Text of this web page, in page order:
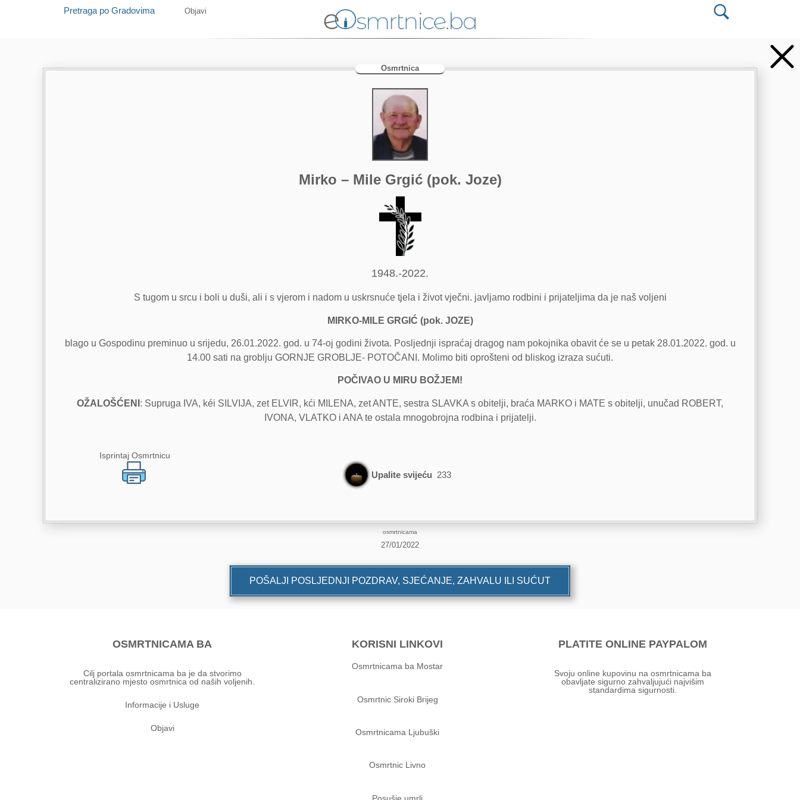
Pretraga po Gradovima Objavi
Osmrtnica
Mirko – Mile Grgić (pok. Joze)
1948.-2022.
S tugom u srcu i boli u duši, ali i s vjerom i nadom u uskrsnuće tjela i život vječni. javljamo rodbini i prijateljima da je naš voljeni
MIRKO-MILE GRGIĆ (pok. JOZE)
blago u Gospodinu preminuo u srijedu, 26.01.2022. god. u 74-oj godini života. Posljednji ispraćaj dragog nam pokojnika obavit će se u petak 28.01.2022. god. u
14.00 sati na groblju GORNJE GROBLJE- POTOČANI. Molimo biti oprošteni od bliskog izraza sućuti.
POČIVAO U MIRU BOŽJEM!
OŽALOŠĆENI : Supruga IVA, kéi SILVIJA, zet ELVIR, kći MILENA, zet ANTE, sestra SLAVKA s obitelji, braća MARKO i MATE s obitelji, unučad ROBERT,
IVONA, VLATKO i ANA te ostala mnogobrojna rodbina i prijatelji.
Isprintaj Osmrtnicu
Upalite svijeću 233
osmrtnicama
27/01/2022
POŠALJI POSLJEDNJI POZDRAV, SJEĆANJE, ZAHVALU ILI SUĆUT
OSMRTNICAMA BA
Cilj portala osmrtnicama ba je da stvorimo
centralizirano mjesto osmrtnica od naših voljenih.
Informacije i Usluge
Objavi
KORISNI LINKOVI
Osmrtnicama ba Mostar
Osmrtnic Siroki Brijeg
Osmrtnicama Ljubuški
Osmrtnic Livno
Posušje umrli
PLATITE ONLINE PAYPALOM
Svoju online kupovinu na osmrtnicama ba
obavljate sigurno zahvaljujući najvišim
standardima sigurnosti.